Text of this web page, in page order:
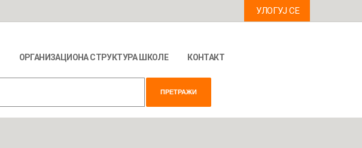
УЛОГУЈ СЕ
ОРГАНИЗАЦИОНА СТРУКТУРА ШКОЛЕ КОНТАКТ